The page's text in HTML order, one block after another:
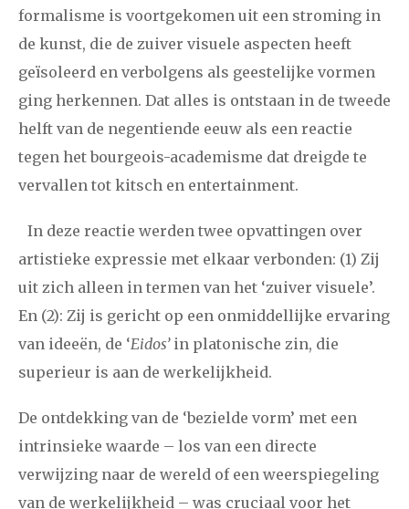
formalisme is voortgekomen uit een stroming in
de kunst, die de zuiver visuele aspecten heeft
geïsoleerd en verbolgens als geestelijke vormen
ging herkennen. Dat alles is ontstaan in de tweede
helft van de negentiende eeuw als een reactie
tegen het bourgeois-academisme dat dreigde te
vervallen tot kitsch en entertainment.
In deze reactie werden twee opvattingen over
artistieke expressie met elkaar verbonden: (1) Zij
uit zich alleen in termen van het ‘zuiver visuele’.
En (2): Zij is gericht op een onmiddellijke ervaring
van ideeën, de ‘Eidos’in platonische zin, die
superieur is aan de werkelijkheid.
De ontdekking van de ‘bezielde vorm’ met een
intrinsieke waarde – los van een directe
verwijzing naar de wereld of een weerspiegeling
van de werkelijkheid – was cruciaal voor het